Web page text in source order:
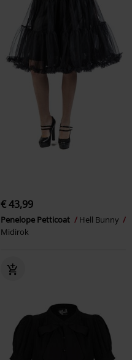
€ 43,99
Penelope Petticoat
Hell Bunny
Midirok